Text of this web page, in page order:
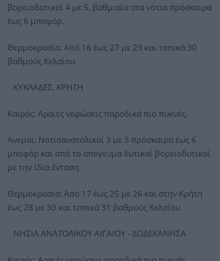
βορειοδυτικοί 4 με 5, βαθμιαία στα νότια πρόσκαιρα
έως 6 μποφόρ.
Θερμοκρασία: Από 16 έως 27 με 29 και τοπικά 30
βαθμούς Κελσίου.
ΚΥΚΛΑΔΕΣ, ΚΡΗΤΗ
Καιρός: Αραιές νεφώσεις παροδικά πιο πυκνές.
Ανεμοι: Νοτιοανατολικοί 3 με 5 πρόσκαιρα έως 6
μποφόρ και από το απόγευμα δυτικοί βορειοδυτικοί
με την ίδια ένταση.
Θερμοκρασία: Από 17 έως 25 με 26 και στην Κρήτη
έως 28 με 30 και τοπικά 31 βαθμούς Κελσίου.
ΝΗΣΙΑ ΑΝΑΤΟΛΙΚΟΥ ΑΙΓΑΙΟΥ - ΔΩΔΕΚΑΝΗΣΑ